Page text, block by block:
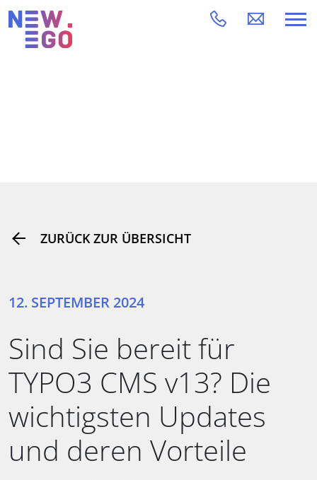
ZURÜCK ZUR ÜBERSICHT
12. SEPTEMBER 2024
Sind Sie bereit für
TYPO3 CMS v13? Die
wichtigsten Updates
und deren Vorteile